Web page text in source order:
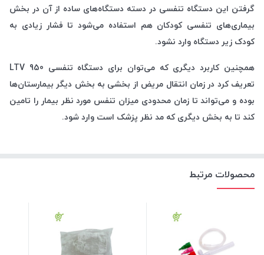
گرفتن این دستگاه تنفسی در دسته دستگاه‌های ساده از آن در بخش
بیماری‌های تنفسی کودکان هم استفاده می‌شود تا فشار زیادی به
کودک زیر دستگاه وارد نشود.
همچنین کاربرد دیگری که می‌توان برای دستگاه تنفسی LTV 950
تعریف کرد در زمان انتقال مریض از بخشی به بخش دیگر بیمارستان‌ها
بوده و می‌تواند تا زمان محدودی میزان تنفس مورد نظر بیمار را تامین
کند تا به بخش دیگری که مد نظر پزشک است وارد شود.
محصولات مرتبط